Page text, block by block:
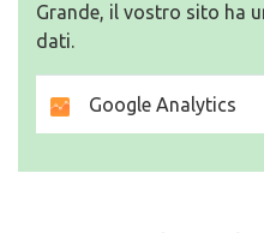
Grande, il vostro sito ha
dati.
Google Analytics